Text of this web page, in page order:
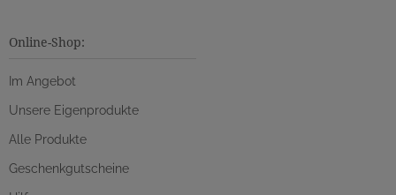
Online-Shop:
Im Angebot
Unsere Eigenprodukte
Alle Produkte
Geschenkgutscheine